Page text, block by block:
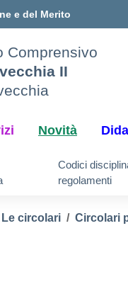
e del Merito
Comprensivo
II
Novità
Codici
regolamenti
Le circolari Circolari